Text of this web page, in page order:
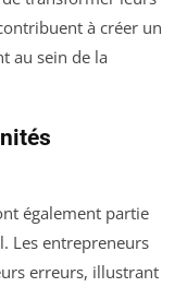
à créer un
au sein de la
également partie
Les entrepreneurs
erreurs, illustrant